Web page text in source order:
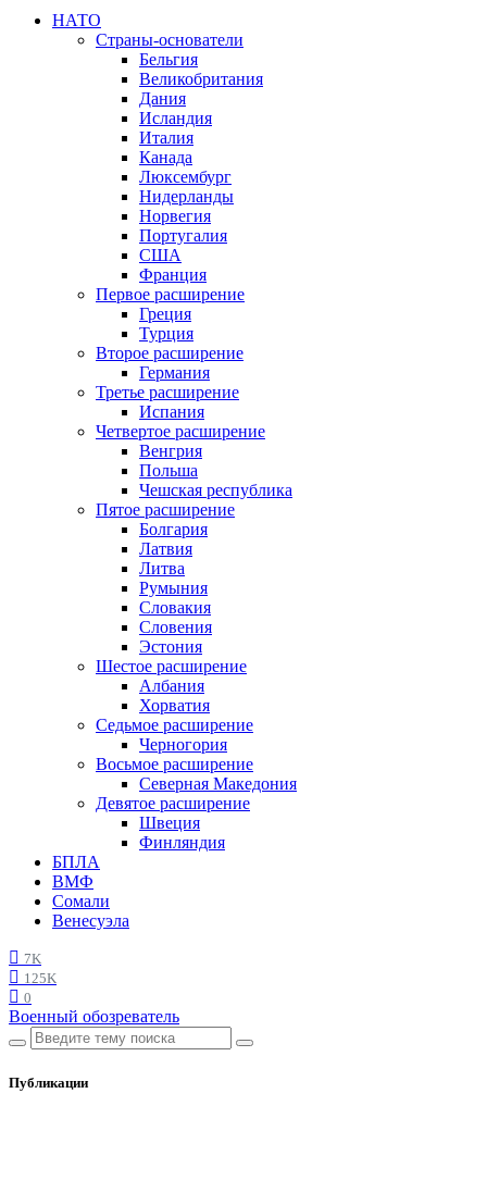
НАТО
Страны-основатели
Бельгия
Великобритания
Дания
Исландия
Италия
Канада
Люксембург
Нидерланды
Норвегия
Португалия
США
Франция
Первое расширение
Греция
Турция
Второе расширение
Германия
Третье расширение
Испания
Четвертое расширение
Венгрия
Польша
Чешская республика
Пятое расширение
Болгария
Латвия
Литва
Румыния
Словакия
Словения
Эстония
Шестое расширение
Албания
Хорватия
Седьмое расширение
Черногория
Восьмое расширение
Северная Македония
Девятое расширение
Швеция
Финляндия
БПЛА
ВМФ
Сомали
Венесуэла
7K
125K
0
Военный обозреватель
Публикации